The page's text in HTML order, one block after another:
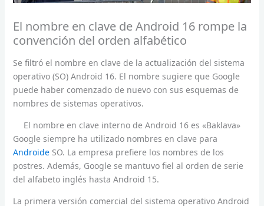
El nombre en clave de Android 16 rompe la
convención del orden alfabético
Se filtró el nombre en clave de la actualización del sistema
operativo (SO) Android 16. El nombre sugiere que Google
puede haber comenzado de nuevo con sus esquemas de
nombres de sistemas operativos.
El nombre en clave interno de Android 16 es «Baklava»
Google siempre ha utilizado nombres en clave para
AndroideSO. La empresa prefiere los nombres de los
postres. Además, Google se mantuvo fiel al orden de serie
del alfabeto inglés hasta Android 15.
La primera versión comercial del sistema operativo Android